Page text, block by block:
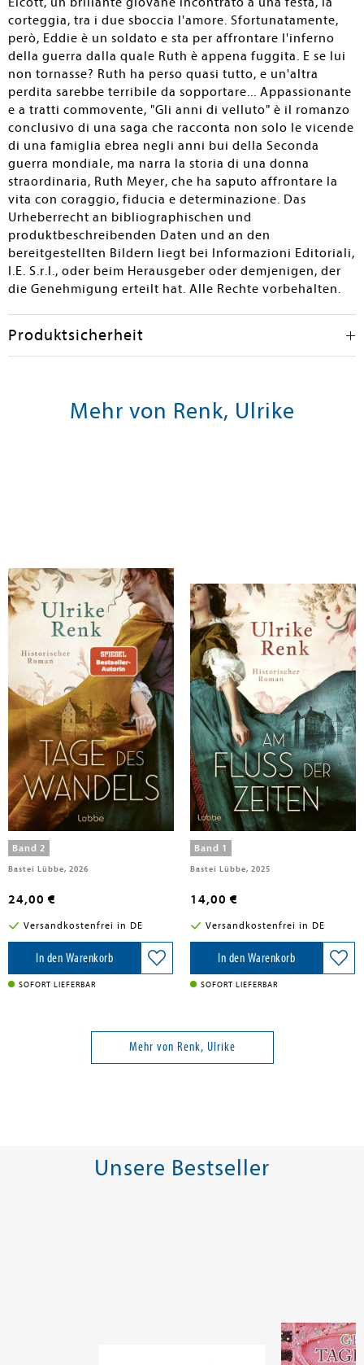
corteggia, tra i due sboccia l'amore. Sfortunatamente,
però, Eddie è un soldato e sta per affrontare l'inferno
della guerra dalla quale Ruth è appena fuggita. E se lui
non tornasse? Ruth ha perso quasi tutto, e un'altra
perdita sarebbe terribile da sopportare... Appassionante
e a tratti commovente, "Gli anni di velluto" è il romanzo
conclusivo di una saga che racconta non solo le vicende
di una famiglia ebrea negli anni bui della Seconda
guerra mondiale, ma narra la storia di una donna
straordinaria, Ruth Meyer, che ha saputo affrontare la
vita con coraggio, fiducia e determinazione. Das
Urheberrecht an bibliographischen und
produktbeschreibenden Daten und an den
bereitgestellten Bildern liegt bei Informazioni Editoriali,
I.E. S.r.l., oder beim Herausgeber oder demjenigen, der
die Genehmigung erteilt hat. Alle Rechte vorbehalten.
Produktsicherheit
Mehr von Renk, Ulrike
Renk, Ulrike
Tage des Wandels
Band 2
Bastei Lübbe, 2026
24,00 €
Versandkostenfrei in DE
In den Warenkorb
SOFORT LIEFERBAR
Renk, Ulrike
Am Fluss der Zeiten
Band 1
Bastei Lübbe, 2025
14,00 €
Versandkostenfrei in DE
In den Warenkorb
SOFORT LIEFERBAR
Mehr von Renk, Ulrike
Unsere Bestseller